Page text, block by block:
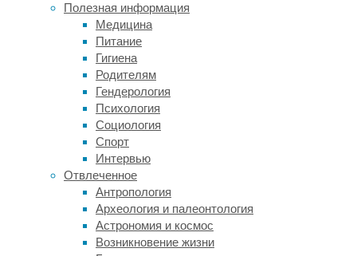
Полезная информация
Медицина
Питание
Гигиена
Родителям
Гендерология
Психология
Социология
Спорт
Интервью
Отвлеченное
Антропология
Археология и палеонтология
Астрономия и космос
Возникновение жизни
на
то,
что
тики
появляются
внезапно,
большинство
пациентов
синдромом
Туретта
сообщают,
что
перед
тем,